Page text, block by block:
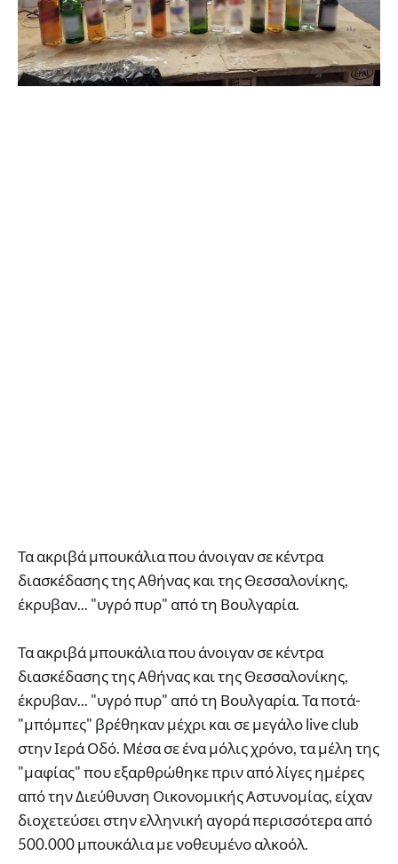
Τα ακριβά μπουκάλια που άνοιγαν σε κέντρα
διασκέδασης της Αθήνας και της Θεσσαλονίκης,
έκρυβαν... "υγρό πυρ" από τη Βουλγαρία.
Τα ακριβά μπουκάλια που άνοιγαν σε κέντρα
διασκέδασης της Αθήνας και της Θεσσαλονίκης,
έκρυβαν... "υγρό πυρ" από τη Βουλγαρία. Τα ποτά-
"μπόμπες" βρέθηκαν μέχρι και σε μεγάλο live club
στην Ιερά Οδό. Μέσα σε ένα μόλις χρόνο, τα μέλη της
"μαφίας" που εξαρθρώθηκε πριν από λίγες ημέρες
από την Διεύθυνση Οικονομικής Αστυνομίας, είχαν
διοχετεύσει στην ελληνική αγορά περισσότερα από
500.000 μπουκάλια με νοθευμένο αλκοόλ.